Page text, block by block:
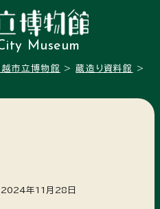
Museum
越市立博物館 >蔵造り資料館
>
年11月28日